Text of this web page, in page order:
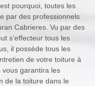
pourquoi, toutes les
par des professionnels
Cabrieres. Vu par des
s’effecteur tous les
il possède tous les
de votre toiture à
vous garantira les
de la toiture dans le